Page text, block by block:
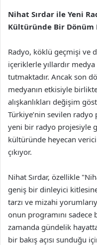
Nihat Sırdar ile Yeni
Kültüründe Bir Dönüm
Radyo, köklü geçmişi ve
içeriklerle yıllardır
tutmaktadır. Ancak son
medyanın etkisiyle
alışkanlıkları değişim
Türkiye’nin sevilen radyo
yeni bir radyo projesiyle
kültüründe heyecan
çıkıyor.
Nihat Sırdar, özellikle
geniş bir dinleyici
tarzı ve mizahi
onun programını sadece
zamanda gündelik
bir bakış açısı sunduğu